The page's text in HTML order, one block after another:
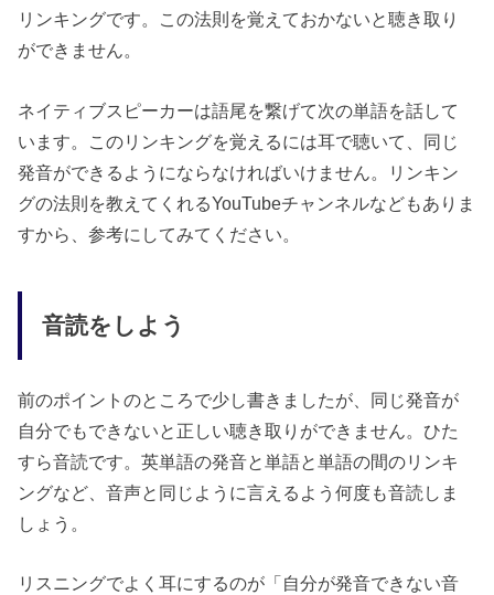
リンキングです。この法則を覚えておかないと聴き取り
ができません。
ネイティブスピーカーは語尾を繋げて次の単語を話して
います。このリンキングを覚えるには耳で聴いて、同じ
発音ができるようにならなければいけません。リンキン
グの法則を教えてくれるYouTubeチャンネルなどもありま
すから、参考にしてみてください。
音読をしよう
前のポイントのところで少し書きましたが、同じ発音が
自分でもできないと正しい聴き取りができません。ひた
すら音読です。英単語の発音と単語と単語の間のリンキ
ングなど、音声と同じように言えるよう何度も音読しま
しょう。
リスニングでよく耳にするのが「自分が発音できない音